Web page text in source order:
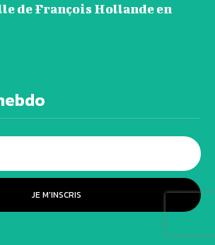
de François Hollande en
JE M'INSCRIS